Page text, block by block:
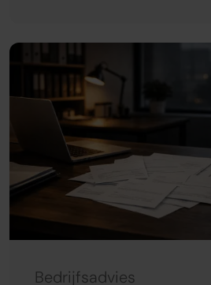
Bedrijfsadvies